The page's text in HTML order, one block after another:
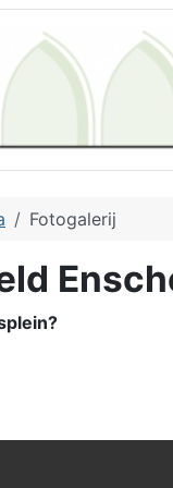
Fotogalerij